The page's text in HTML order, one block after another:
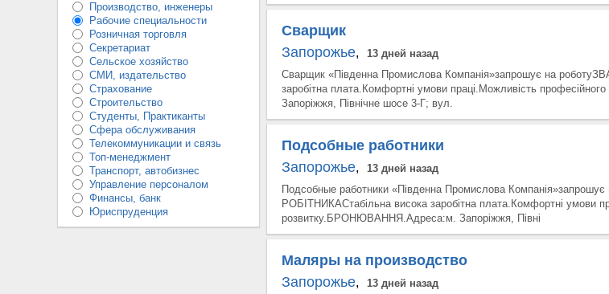
Производство, инженеры
Рабочие специальности
Розничная торговля
Секретариат
Сельское хозяйство
СМИ, издательство
Страхование
Строительство
Студенты, Практиканты
Сфера обслуживания
Телекоммуникации и связь
Топ-менеджмент
Транспорт, автобизнес
Управление персоналом
Финансы, банк
Юриспруденция
Сварщик
Запорожье,
13 дней назад
Сварщик «Південна Промислова Компанія»запрошує на
заробітна плата.Комфортні умови праці.Можливість
Запоріжжя, Північне шосе 3-Г; вул.
Подсобные работники
Запорожье,
13 дней назад
Подсобные работники «Південна Промислова
РОБІТНИКАСтабільна висока заробітна плата.Комфортні умови
розвитку.БРОНЮВАННЯ.Адреса:м. Запоріжжя, Півні
Маляры на производство
Запорожье,
13 дней назад